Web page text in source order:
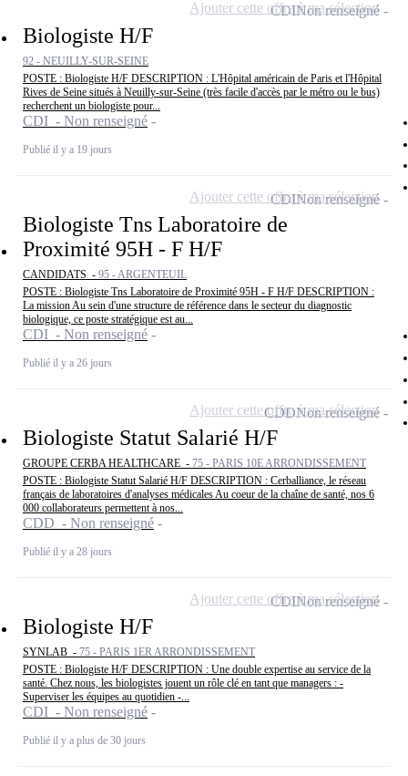
Biologiste H/F
92 - NEUILLY-SUR-SEINE
POSTE : Biologiste H/F DESCRIPTION : L'Hôpital américain de Paris et l'Hôpital
Rives de Seine situés à Neuilly-sur-Seine (très facile d'accès par le métro ou le bus)
recherchent un biologiste pour...
CDI - Non renseigné
Publié il y a 19 jours
CDINon renseigné
Ajouter cette offre à ma sélection
Biologiste Tns Laboratoire de
Proximité 95H - F H/F
CANDIDATS - 95 - ARGENTEUIL
POSTE : Biologiste Tns Laboratoire de Proximité 95H - F H/F DESCRIPTION :
La mission Au sein d'une structure de référence dans le secteur du diagnostic
biologique, ce poste stratégique est au...
CDI - Non renseigné
Publié il y a 26 jours
CDINon renseigné
Ajouter cette offre à ma sélection
Biologiste Statut Salarié H/F
GROUPE CERBA HEALTHCARE - 75 - PARIS 10E ARRONDISSEMENT
POSTE : Biologiste Statut Salarié H/F DESCRIPTION : Cerballiance, le réseau
français de laboratoires d'analyses médicales Au coeur de la chaîne de santé, nos 6
000 collaborateurs permettent à nos...
CDD - Non renseigné
Publié il y a 28 jours
CDDNon renseigné
Ajouter cette offre à ma sélection
Biologiste H/F
SYNLAB - 75 - PARIS 1ER ARRONDISSEMENT
POSTE : Biologiste H/F DESCRIPTION : Une double expertise au service de la
santé. Chez nous, les biologistes jouent un rôle clé en tant que managers : -
Superviser les équipes au quotidien -...
CDI - Non renseigné
Publié il y a plus de 30 jours
CDINon renseigné
Ajouter cette offre à ma sélection